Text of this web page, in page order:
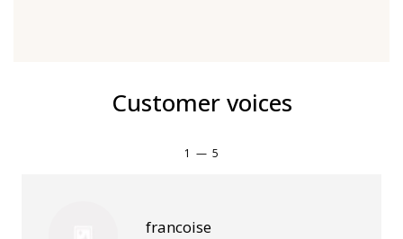
Customer voices
1 — 5
francoise